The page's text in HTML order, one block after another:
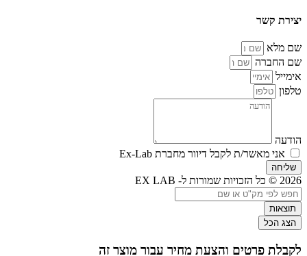
יצירת קשר
שם מלא
שם החברה
אימייל
טלפון
הודעה
אני מאשר/ת לקבל דיוור מחברת Ex-Lab
שליחה
2026 © כל הזכויות שמורות ל- EX LAB
Search
...תוצאות
הצג הכל
לקבלת פרטים והצעת מחיר עבור מוצר זה